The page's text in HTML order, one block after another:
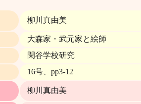
柳川真由美
大森家・武元家と絵師
閑谷学校研究
16号、pp3‐12
柳川真由美